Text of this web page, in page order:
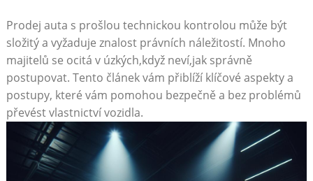
Prodej auta s prošlou technickou kontrolou může být
složitý a vyžaduje znalost právních náležitostí. Mnoho
majitelů se ocitá v úzkých,když neví,jak správně
postupovat. Tento článek vám přiblíží klíčové aspekty a
postupy, které vám pomohou bezpečně a bez problémů
převést vlastnictví vozidla.